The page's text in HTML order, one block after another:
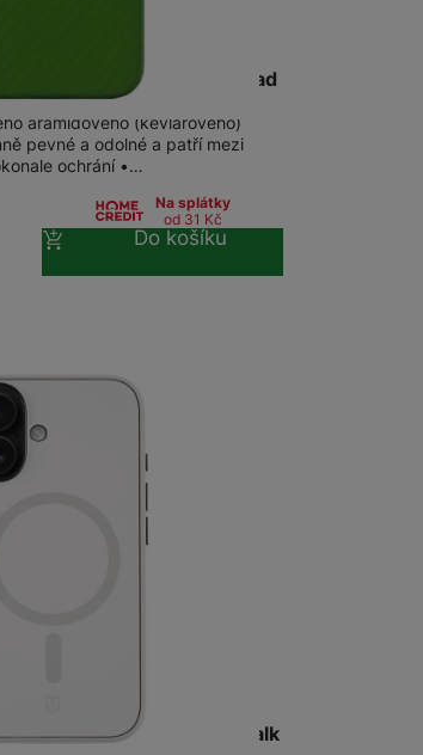
iPhone 16 Green Toad
aramidového (kevlarového)
pevné a odolné a patří mezi
ochrání •…
Na splátky
od 31 Kč
Do košíku
iPhone 16 Chalk